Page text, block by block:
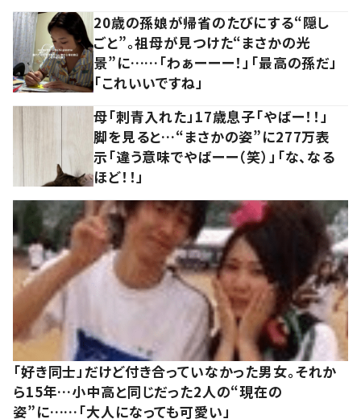
20歳の孫娘が帰省のたびにする“隠し
ごと”。祖母が見つけた“まさかの光
景”に……「わぁーーー！」「最高の孫だ」
「これいいですね」
母「刺青入れた」17歳息子「やばー！！」
脚を見ると…“まさかの姿”に277万表
示「違う意味でやばーー（笑）」「な、なる
ほど！！」
「好き同士」だけど付き合っていなかった男女。それか
ら15年…小中高と同じだった2人の“現在の
姿”に……「大人になっても可愛い」